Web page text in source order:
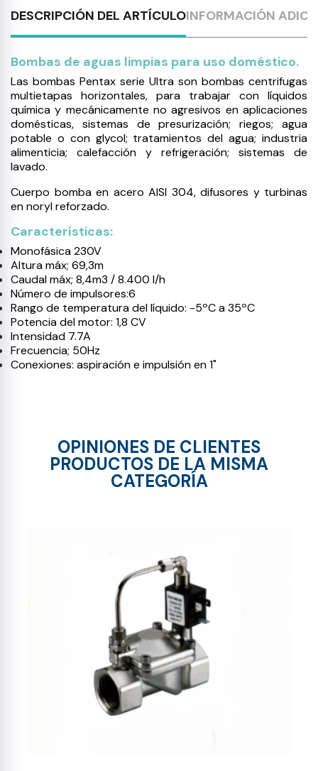
DESCRIPCIÓN DEL ARTÍCULOINFORMACIÓN
Bombas de aguas limpias para uso doméstico.
Las bombas Pentax serie Ultra son bombas centrifugas
multietapas horizontales, para trabajar con líquidos
química y mecánicamente no agresivos en aplicaciones
domésticas, sistemas de presurización; riegos; agua
potable o con glycol; tratamientos del agua; industria
alimenticia; calefacción y refrigeración; sistemas de
lavado.
Cuerpo bomba en acero AISI 304, difusores y turbinas
en noryl reforzado.
Características:
Monofásica 230V
Altura máx; 69,3m
Caudal máx; 8,4m3 / 8.400 l/h
Número de impulsores:6
Rango de temperatura del líquido: -5ºC a 35ºC
Potencia del motor: 1,8 CV
Intensidad 7.7A
Frecuencia; 50Hz
Conexiones: aspiración e impulsión en 1"
OPINIONES DE CLIENTES
PRODUCTOS DE LA MISMA
CATEGORÍA